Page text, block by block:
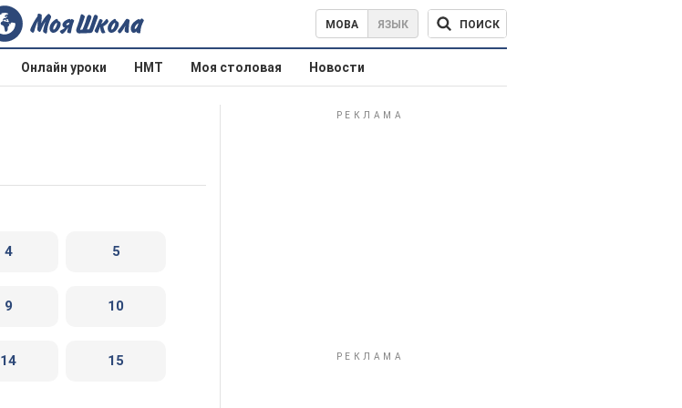
МОВА ЯЗЫК ПОИСК
Онлайн уроки НМТ Моя столовая Новости
4 5
9 10
14 15